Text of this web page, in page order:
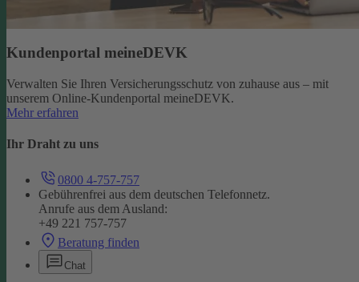
Kundenportal meineDEVK
Verwalten Sie Ihren Versicherungsschutz von zuhause aus – mit
unserem Online-Kundenportal meineDEVK.
Mehr erfahren
Ihr Draht zu uns
0800 4-757-757
Gebührenfrei aus dem deutschen Telefonnetz.
Anrufe aus dem Ausland:
+49 221 757-757
Beratung finden
Chat